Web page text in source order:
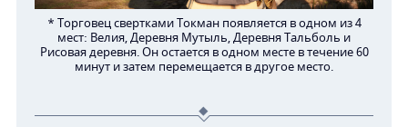
* Торговец свертками Токман появляется в одном из 4
мест: Велия, Деревня Мутыль, Деревня Тальболь и
Рисовая деревня. Он остается в одном месте в течение 60
минут и затем перемещается в другое место.